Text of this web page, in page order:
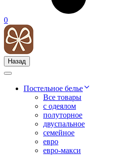
0
Назад
Постельное белье
Все товары
с одеялом
полуторное
двуспальное
семейное
евро
евро-макси